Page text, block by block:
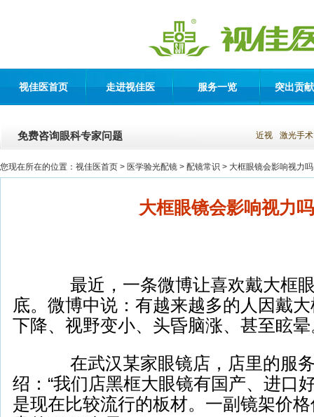
视佳医首页 走进视佳医 服务一览 突出贡
免费咨询眼科专家问题 近视 激光手术
您现在所在的位置： 视佳医首页 > 医学验光配镜 > 配镜常识 > 大框眼镜会影响视力
大框眼镜会影响视力
最近，一条微博让喜欢戴大框眼
底。微博中说：有越来越多的人因戴
下降、视野变小、头昏脑涨、甚至眩
在武汉某家眼镜店，店里的服务
绍：“我们店黑框大眼镜有国产、进口
是现在比较流行的板材。一副镜架价